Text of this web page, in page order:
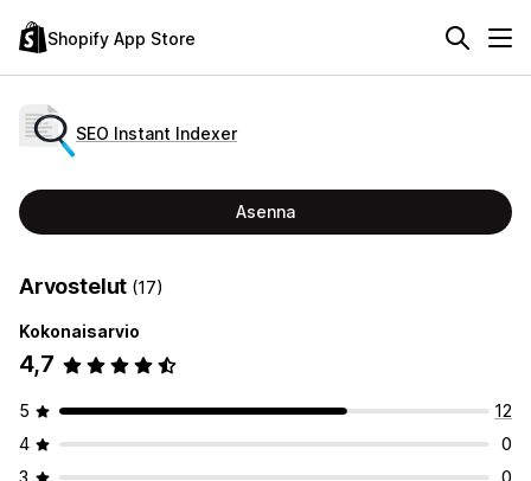
Shopify App Store
SEO Instant Indexer
Asenna
Arvostelut (17)
Kokonaisarvio
4,7
5
12
4
0
3
0